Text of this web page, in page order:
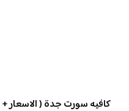
كافيه سورت جدة ( الاسعار +